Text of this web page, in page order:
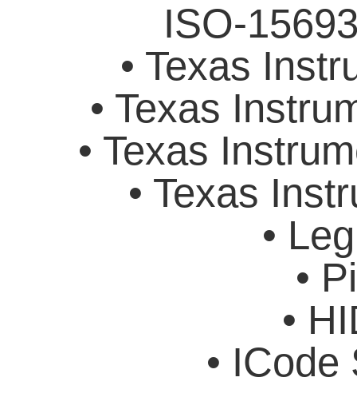
ISO-
• Texas
• Texas
• Texas
• Texas
•
•
•
•